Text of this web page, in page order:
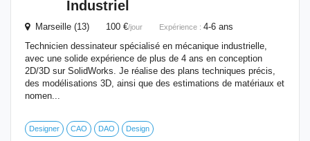
Industriel
Marseille (13) 100 €/jour Expérience : 4-6 ans
Technicien dessinateur spécialisé en mécanique industrielle,
avec une solide expérience de plus de 4 ans en conception
2D/3D sur SolidWorks. Je réalise des plans techniques précis,
des modélisations 3D, ainsi que des estimations de matériaux et
nomen...
Designer CAO DAO Design